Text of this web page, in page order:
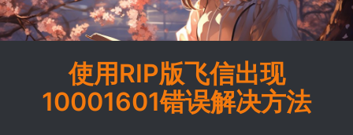
使用RIP版飞信出现
10001601错误解决方法